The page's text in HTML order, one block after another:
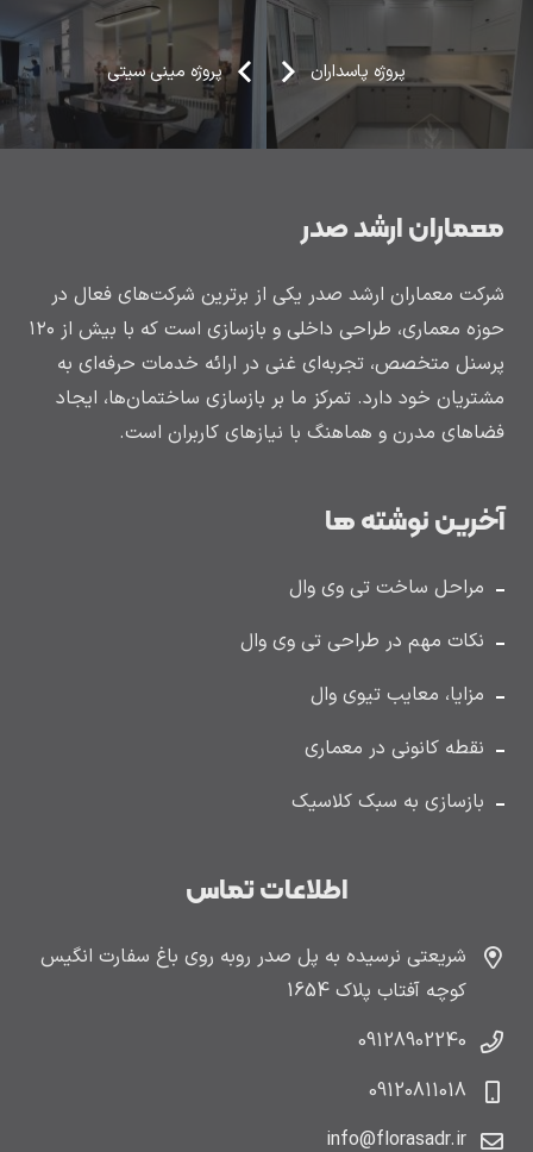
پروژه مینی سیتی پروژه پاسداران
معماران ارشد صدر
شرکت معماران ارشد صدر یکی از برترین شرکت‌های فعال در
حوزه معماری، طراحی داخلی و بازسازی است که با بیش از ۱۲۰
پرسنل متخصص، تجربه‌ای غنی در ارائه خدمات حرفه‌ای به
مشتریان خود دارد. تمرکز ما بر بازسازی ساختمان‌ها، ایجاد
فضاهای مدرن و هماهنگ با نیازهای کاربران است.
آخرین نوشته ها
مراحل ساخت تی وی وال
نکات مهم در طراحی تی وی وال
مزایا، معایب تیوی وال
نقطه کانونی در معماری
بازسازی به سبک کلاسیک
اطلاعات تماس
شریعتی نرسیده به پل صدر روبه روی باغ سفارت انگیس
کوچه آفتاب پلاک 1654
09128902240
09120811018
info@florasadr.ir